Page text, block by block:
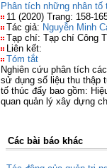
Phân tích những nhân tố
11 (2020) Trang: 158-
Tác giả: Nguyễn Minh
Tạp chí: Tạp chí Công
Liên kết:
Tóm tắt
Nghiên cứu phân tích
sử dụng số liệu thu thập
tố thúc đẩy bao gồm:
quan quản lý xây dựng
Các bài báo khác